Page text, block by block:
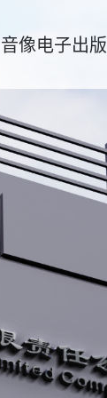
音像电子出版